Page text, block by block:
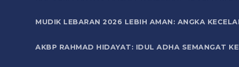
MUDIK LEBARAN 2026 LEBIH AMAN: ANGKA
AKBP RAHMAD HIDAYAT: IDUL ADHA SEMANGAT